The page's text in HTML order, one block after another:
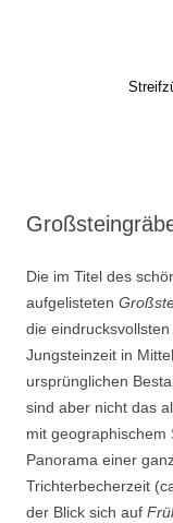
Die im Titel des
aufgelisteten
die
Jungsteinzeit in
ursprünglichen
sind aber nicht das
mit geographischem
Panorama einer
Trichterbecherzeit
der Blick sich auf